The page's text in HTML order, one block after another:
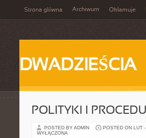
Strona główna Archiwum Okłamuje
DWADZIEŚCIA
POLITYKI I
POSTED BY ADMIN POSTED ON LUT
WYŁĄCZONA